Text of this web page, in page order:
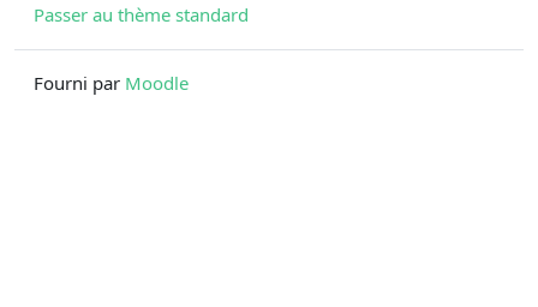
Passer au thème standard
Fourni par Moodle